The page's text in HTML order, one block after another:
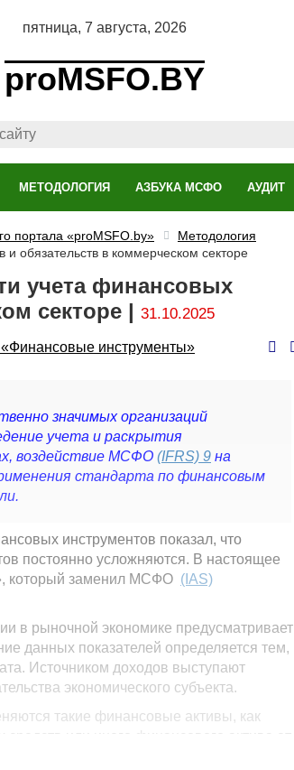
пятница, 7 августа, 2026
proMSFO.BY
МЕТОДОЛОГИЯ АЗБУКА МСФО АУДИТ
портала «proMSFO.by»
Методология
обязательств в коммерческом секторе
учета финансовых
секторе | 31.10.2025
инструменты»
значимых организаций
учета и раскрытия
воздействие МСФО (IFRS) 9 на
стандарта по финансовым
инструментов показал, что
постоянно усложняются. В настоящее
который заменил МСФО (IAS)
в рыночной экономике предусматривает
данных показателей определяется тем,
Источником доходов выступают
экономического субъекта.
такие финансовые активы, как
или иного финансового актива от